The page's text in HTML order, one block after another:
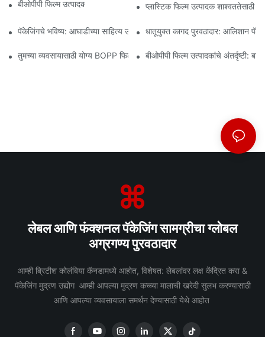
बीओपीपी फिल्म उत्पादक: लवचिक पॅकेजिंगचा कणाप्लास्टिक फिल्म उत्पादक
पॅकेजिंगचे भविष्य: आघाडीच्या साहित्य उत्पादकांकडून अंतर्दृष्टीधातूयुक्त कागद पुरवठादार: आलिशान
तुमच्या व्यवसायासाठी योग्य BOPP फिल्म पुरवठादार निवडणे का महत्त्वाचे आहे
बीओपीपी फिल्म उत्पादकांचे अंतर्दृष्टी:
लेबल आणि फंक्शनल पॅकेजिंग सामग्रीचा ग्लोबल
अग्रगण्य पुरवठादार
आम्ही ब्रिटीश कोलंबिया कॅनडामध्ये आहोत, विशेषत: लेबलांवर लक्ष केंद्रित करा &
पॅकेजिंग मुद्रण उद्योग आम्ही आपल्या मुद्रण कच्च्या मालाची खरेदी सुलभ करण्यासाठी
आणि आपल्या व्यवसायाला समर्थन देण्यासाठी येथे आहोत